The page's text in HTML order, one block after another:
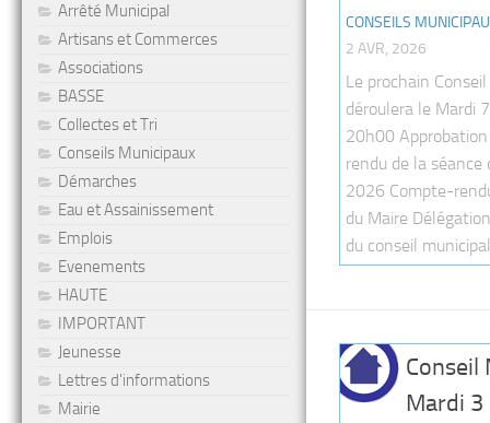
CONSEILS
2 AVR, 2026
Le prochain
déroulera le Mardi
20h00
rendu de la séance
2026 Compte-
du Maire
du conseil
Conseil
Mardi 3
Arrêté Municipal
Artisans et Commerces
Associations
BASSE
Collectes et Tri
Conseils Municipaux
Démarches
Eau et Assainissement
Emplois
Evenements
HAUTE
IMPORTANT
Jeunesse
Lettres d'informations
Mairie